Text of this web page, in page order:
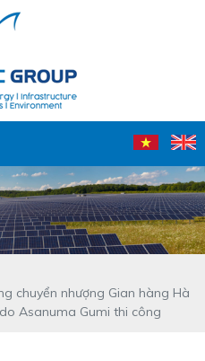
chuyển nhượng Gian hàng Hà
Asanuma Gumi thi công